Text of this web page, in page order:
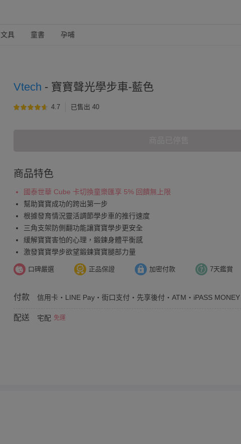
文具 童書 孕哺
Vtech - 寶寶聲光學步車-藍色
4.7 已售出 40
商品特色
國泰世華 Cube 卡切換童樂匯享 5% 回饋無上限
幫助寶寶成功的跨出第一步
根據發育情況靈活調節學步車的推行速度
三角支架防側翻功能讓寶寶學步更安全
緩解寶寶害怕的心理，鍛鍊身體平衡感
激發寶寶學步欲望鍛鍊寶寶腿部力量
口碑嚴選 正品保證 加密付款 7天鑑賞
付款 信用卡・LINE Pay・街口支付・先享後付・ATM・iPASS MONEY
配送 宅配 免運